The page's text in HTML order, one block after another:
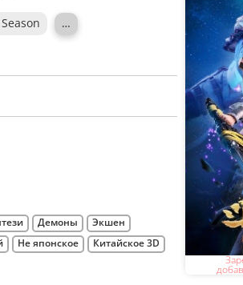
…
Демоны
Экшен
Не японское Китайское 3D